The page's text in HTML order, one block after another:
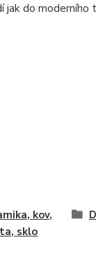
jak do
kov,
sklo